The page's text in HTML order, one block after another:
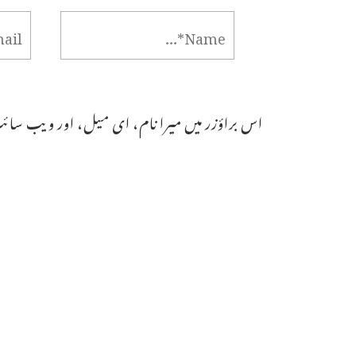
اس براؤزر میں میرا نام، ای میل، اور ویب